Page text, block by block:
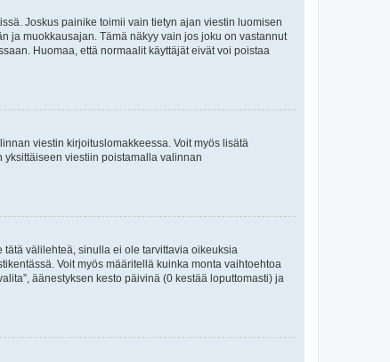
Joskus painike toimii vain tietyn ajan viestin luomisen
ja muokkausajan. Tämä näkyy vain jos joku on vastannut
Huomaa, että normaalit käyttäjät eivät voi poistaa
viestin kirjoituslomakkeessa. Voit myös lisätä
viestiin poistamalla valinnan
välilehteä, sinulla ei ole tarvittavia oikeuksia
Voit myös määritellä kuinka monta vaihtoehtoa
äänestyksen kesto päivinä (0 kestää loputtomasti) ja